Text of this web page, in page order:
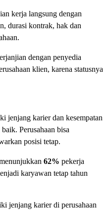
kerja langsung dengan
durasi kontrak, hak dan
dengan penyedia
klien, karena statusnya
jenjang karier dan kesempatan
Perusahaan bisa
posisi tetap.
62% pekerja
karyawan tetap tahun
jenjang karier di perusahaan